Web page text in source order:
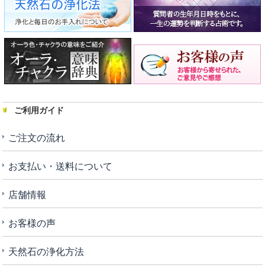
ご利用ガイド
ご注文の流れ
お支払い・送料について
店舗情報
お客様の声
天然石の浄化方法